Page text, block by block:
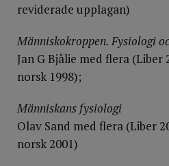
reviderade upplagan)
Människokroppen. Fysiologi
Jan G Bjålie med flera (Liber
norsk 1998);
Människans fysiologi
Olav Sand med flera (Liber
norsk 2001)